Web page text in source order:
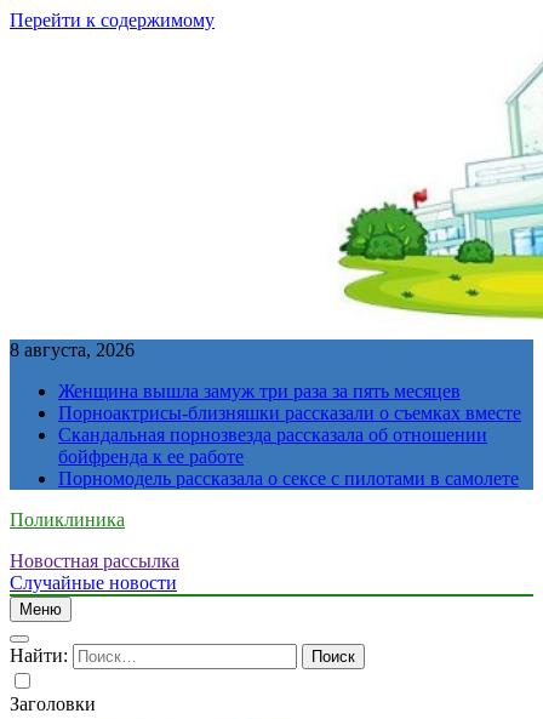
Перейти к содержимому
8 августа, 2026
Женщина вышла замуж три раза за пять месяцев
Порноактрисы-близняшки рассказали о съемках вместе
Скандальная порнозвезда рассказала об отношении
бойфренда к ее работе
Порномодель рассказала о сексе с пилотами в самолете
Поликлиника
Новостная рассылка
Случайные новости
Меню
Найти:
Заголовки